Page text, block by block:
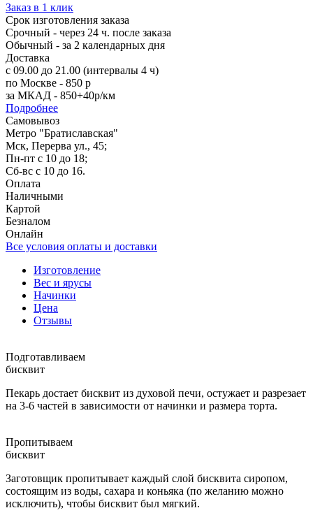
Заказ в 1 клик
Срок изготовления заказа
Срочный - через 24 ч. после заказа
Обычный - за 2 календарных дня
Доставка
с 09.00 до 21.00 (интервалы 4 ч)
по Москве - 850 р
за МКАД - 850+40р/км
Подробнее
Самовывоз
Метро "Братиславская"
Мск, Перерва ул., 45;
Пн-пт с 10 до 18;
Сб-вс с 10 до 16.
Оплата
Наличными
Картой
Безналом
Онлайн
Все условия оплаты и доставки
Изготовление
Вес и ярусы
Начинки
Цена
Отзывы
Подготавливаем
бисквит
Пекарь достает бисквит из духовой печи, остужает и разрезает
на 3-6 частей в зависимости от начинки и размера торта.
Пропитываем
бисквит
Заготовщик пропитывает каждый слой бисквита сиропом,
состоящим из воды, сахара и коньяка (по желанию можно
исключить), чтобы бисквит был мягкий.